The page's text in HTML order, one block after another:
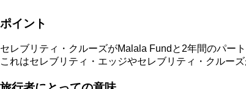
ポイント
セレブリティ・クルーズがMalala Fundと2年間のパー
これはセレブリティ・エッジやセレブリティ・クルー